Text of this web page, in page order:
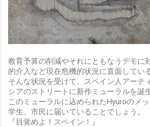
教育予算の削減やそれにともなうデモに
的介入など現在危機的状況に直面してい
そんな状況を受けて、スペイン人アーテ
シアのストリートに新作ミューラルを誕
このミューラルに込められたHyuroのメ
学生、市民に届いていることでしょう。
『目覚めよ！スペイン！』